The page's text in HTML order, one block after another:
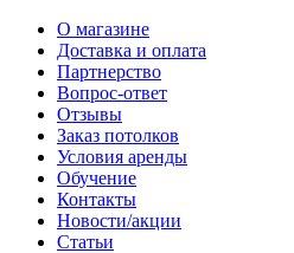
О магазине
Доставка и оплата
Партнерство
Вопрос-ответ
Отзывы
Заказ потолков
Условия аренды
Обучение
Контакты
Новости/акции
Статьи